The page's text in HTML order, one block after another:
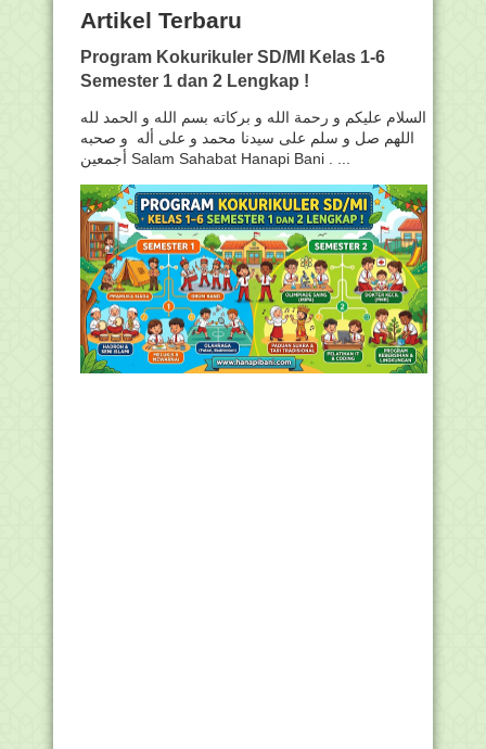
Artikel Terbaru
Program Kokurikuler SD/MI Kelas 1-6
Semester 1 dan 2 Lengkap !
السلام عليكم و رحمة الله و بركاته بسم الله و الحمد لله
اللهم صل و سلم على سيدنا محمد و على أله و صحبه
أجمعين Salam Sahabat Hanapi Bani . ...